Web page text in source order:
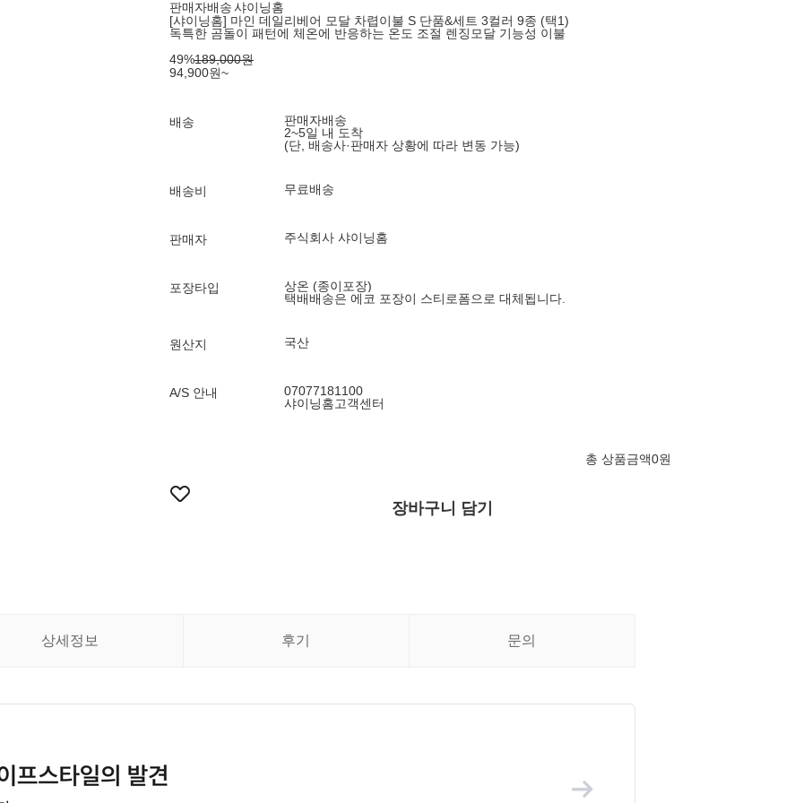
판매자배송샤이닝홈
[샤이닝홈] 마인 데일리베어 모달 차렵이불 S 단품&세트 3컬러 9종 (택1)
독특한 곰돌이 패턴에 체온에 반응하는 온도 조절 렌징모달 기능성 이불
49%189,000원
94,900원~
배송
판매자배송
2~5일 내 도착
(단, 배송사·판매자 상황에 따라 변동 가능)
배송비 무료배송
판매자 주식회사 샤이닝홈
포장타입
상온 (종이포장)
택배배송은 에코 포장이 스티로폼으로 대체됩니다.
원산지 국산
A/S 안내
07077181100
샤이닝홈고객센터
총 상품금액0원
장바구니 담기
상세정보 후기 문의